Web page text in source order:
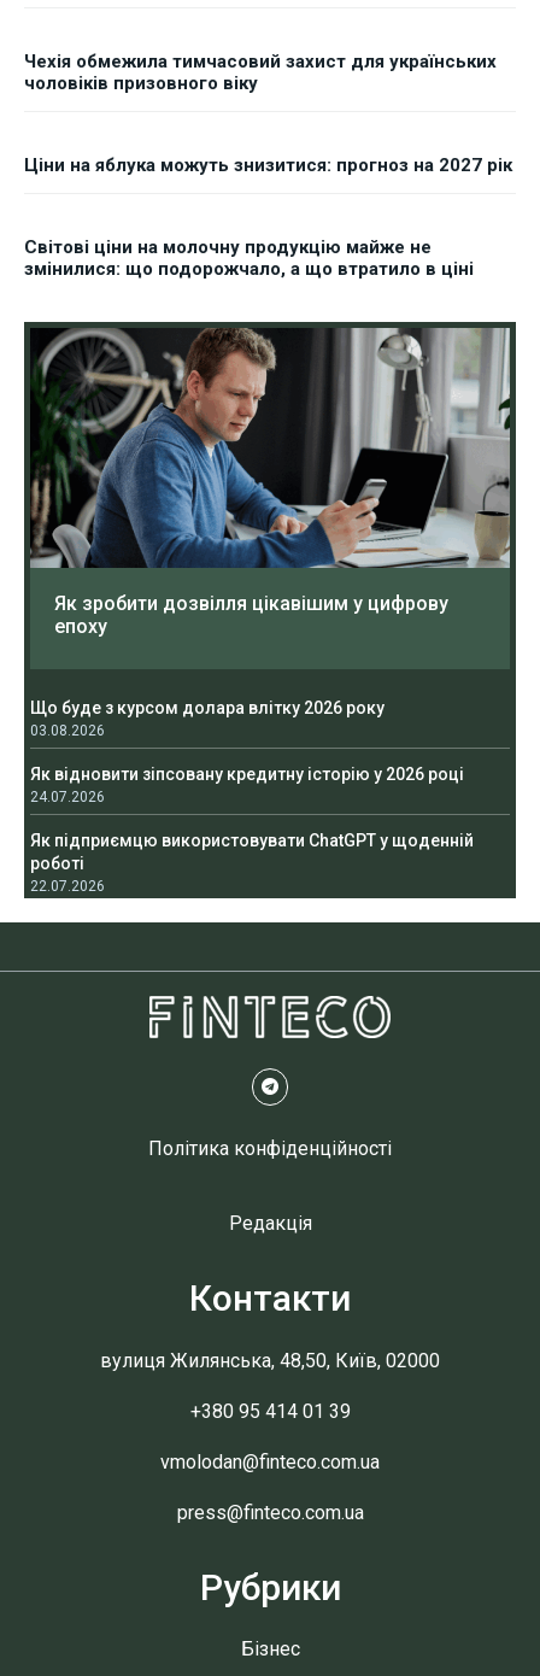
Чехія обмежила тимчасовий захист для українських
чоловіків призовного віку
Ціни на яблука можуть знизитися: прогноз на 2027 рік
Світові ціни на молочну продукцію майже не
змінилися: що подорожчало, а що втратило в ціні
Як зробити дозвілля цікавішим у цифрову
епоху
Що буде з курсом долара влітку 2026 року
03.08.2026
Як відновити зіпсовану кредитну історію у 2026 році
24.07.2026
Як підприємцю використовувати ChatGPT у щоденній
роботі
22.07.2026
Політика конфіденційності
Редакція
Контакти
вулиця Жилянська, 48,50, Київ, 02000
+380 95 414 01 39
vmolodan@finteco.com.ua
press@finteco.com.ua
Рубрики
Бізнес